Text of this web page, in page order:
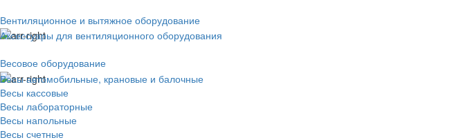
Вентиляционное и вытяжное оборудование
Аксессуары для вентиляционного оборудования
Весовое оборудование
Весы автомобильные, крановые и балочные
Весы кассовые
Весы лабораторные
Весы напольные
Весы счетные